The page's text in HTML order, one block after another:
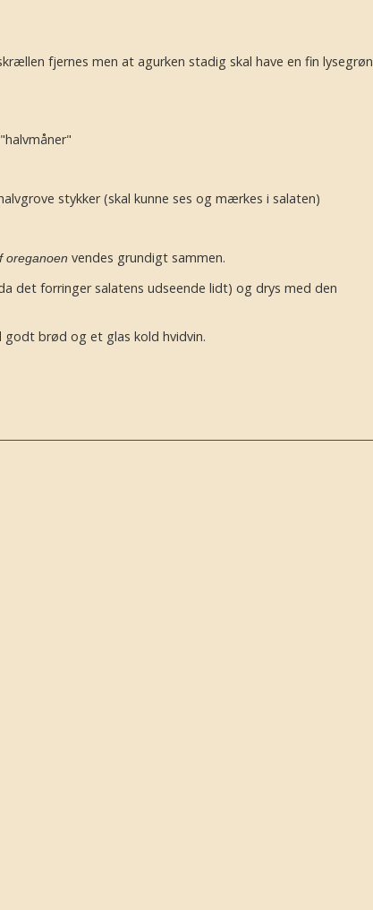
fjernes men at agurken stadig skal have en fin lysegrøn
stykker (skal kunne ses og mærkes i salaten)
oreganoen vendes grundigt sammen.
det forringer salatens udseende lidt) og drys med den
godt brød og et glas kold hvidvin.